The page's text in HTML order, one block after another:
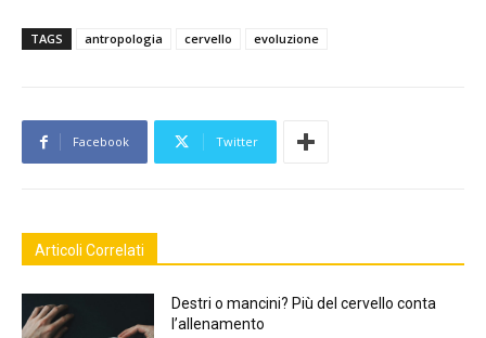
TAGS antropologia cervello evoluzione
Facebook Twitter
Articoli Correlati
Destri o mancini? Più del cervello conta
l’allenamento